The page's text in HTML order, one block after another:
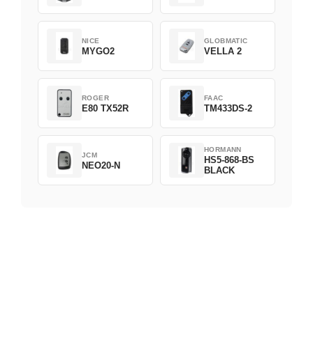
NICE
MYGO2
GLOBMATIC
VELLA 2
ROGER
E80 TX52R
FAAC
TM433DS-2
JCM
NEO20-N
HORMANN
HS5-868-BS
BLACK